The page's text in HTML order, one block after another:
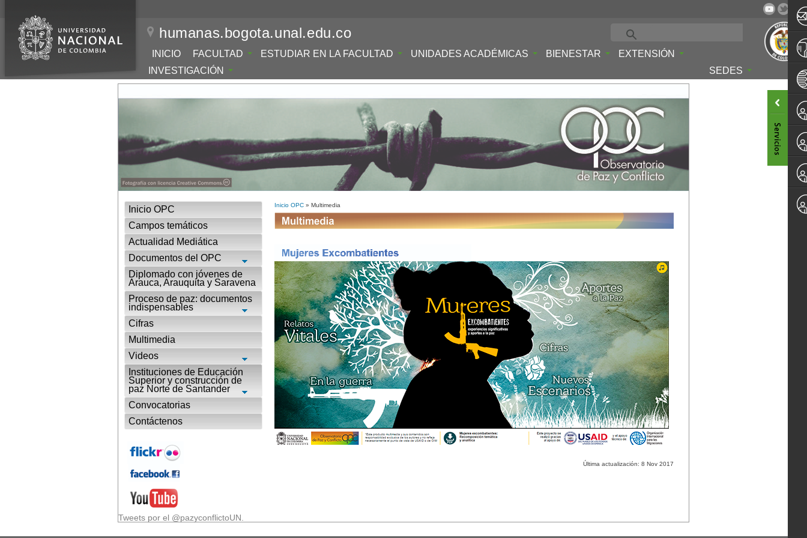
humanas.bogota.unal.edu.co
INICIO FACULTAD ESTUDIAR EN LA FACULTAD UNIDADES ACADÉMICAS BIENESTAR
EXTENSIÓN
INVESTIGACIÓN
SEDES
Inicio OPC
Campos temáticos
Actualidad Mediática
Documentos del OPC
Diplomado con jóvenes de
Arauca, Arauquita y Saravena
Proceso de paz: documentos
indispensables
Cifras
Multimedia
Videos
Instituciones de Educación
Superior y construcción de
paz Norte de Santander
Convocatorias
Contáctenos
Tweets por el @pazyconflictoUN.
Inicio OPC » Multimedia
Última actualización: 8 Nov 2017